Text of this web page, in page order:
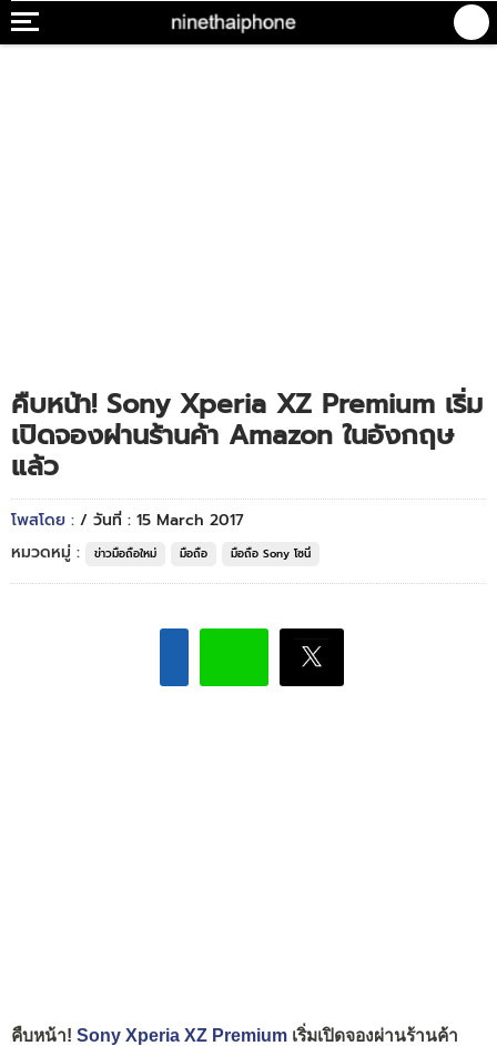
คืบหน้า! Sony Xperia XZ Premium เริ่ม
เปิดจองผ่านร้านค้า Amazon ในอังกฤษ
แล้ว
โพสโดย : / วันที่ : 15 March 2017
หมวดหมู่ :
ข่าวมือถือใหม่ มือถือ มือถือ Sony โซนี่
คืบหน้า! Sony Xperia XZ Premium เริ่มเปิดจองผ่านร้านค้า